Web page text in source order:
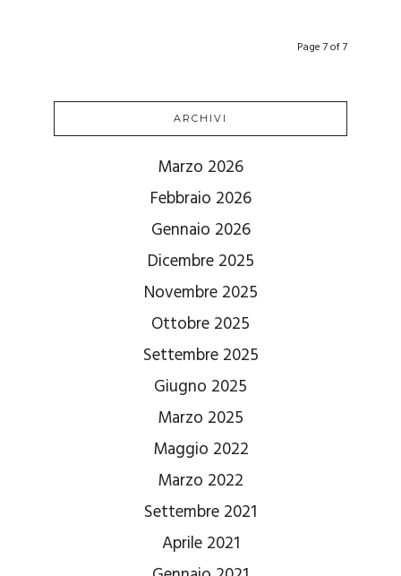
Page 7 of 7
ARCHIVI
Marzo 2026
Febbraio 2026
Gennaio 2026
Dicembre 2025
Novembre 2025
Ottobre 2025
Settembre 2025
Giugno 2025
Marzo 2025
Maggio 2022
Marzo 2022
Settembre 2021
Aprile 2021